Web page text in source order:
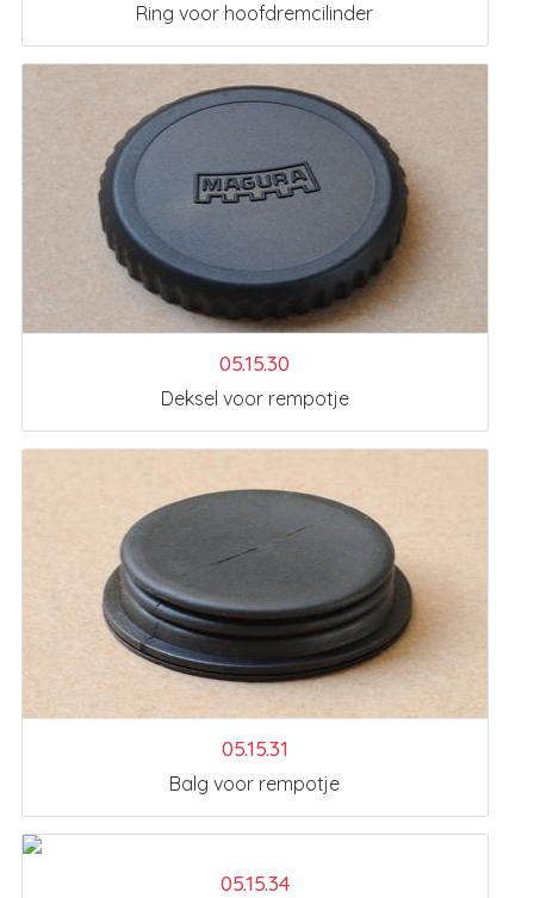
Ring voor hoofdremcilinder
05.15.30
Deksel voor rempotje
05.15.31
Balg voor rempotje
05.15.34